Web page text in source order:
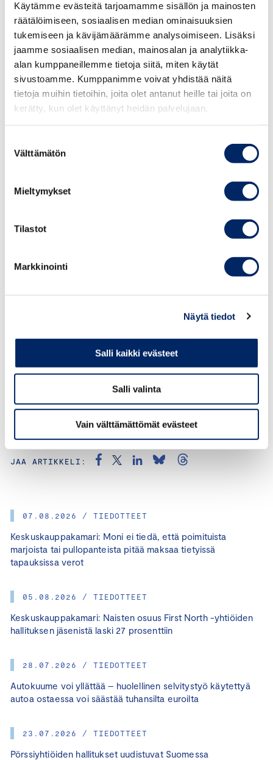
Käytämme evästeitä tarjoamamme sisällön ja mainosten
räätälöimiseen, sosiaalisen median ominaisuuksien
tukemiseen ja kävijämäärämme analysoimiseen. Lisäksi
jaamme sosiaalisen median, mainosalan ja analytiikka-
alan kumppaneillemme tietoja siitä, miten käytät
sivustoamme. Kumppanimme voivat yhdistää näitä
tietoja muihin tietoihin, joita olet antanut heille tai joita on
kerätty, kun olet käyttänyt heidän palvelujaan.
valinta
Välttämätön
Mieltymykset
Tilastot
Markkinointi
Näytä tiedot
Salli kaikki evästeet
Salli valinta
Vain välttämättömät evästeet
07.08.2026 / TIEDOTTEET
Keskuskauppakamari: Moni ei tiedä, että poimituista
marjoista tai pullopanteista pitää maksaa tietyissä
tapauksissa verot
05.08.2026 / TIEDOTTEET
Keskuskauppakamari: Naisten osuus First North -yhtiöiden
hallituksen jäsenistä laski 27 prosenttiin
28.07.2026 / TIEDOTTEET
Autokuume voi yllättää – huolellinen selvitystyö käytettyä
autoa ostaessa voi säästää tuhansilta euroilta
23.07.2026 / TIEDOTTEET
Pörssiyhtiöiden hallitukset uudistuvat Suomessa
molempien yhdistelmällä. Aktiivista työvoimapolitiikkaa
tulisikin kehittää, mutta se saattaa olla hidas, kallis
ja tulosten suhteen riskialtis tie”, Kotamäki toteaa.
Julkisia menoja ja työllisyyttä lisääviä poliittisesti
realistisia toimenpiteitä on lopulta vähänlaisesti.
”Kestävyysvajeen umpeen kurominenkin puoltaa
porrastamista. Keskuskauppakamarin vaikuttavin
miljoonalla, minkä päälle työllisyyden lisääntymisestä
seuraisi usean sadan miljoonan euron hyöty julkiselle
ansioturvasta. Suurin osa suomalaisista ymmärtää, että
melko pitkä aika olla yhtäjaksoisesti työttömänä”,
työttömyysturvan uudistamisesta löytyy
KATEGORIAT:
JAA ARTIKKELI: